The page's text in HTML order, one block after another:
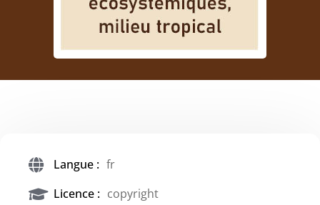
Langue : fr
Licence : copyright